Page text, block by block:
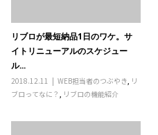
リブロが最短納品1日のワケ。サ
イトリニューアルのスケジュー
ル...
2018.12.11 WEB担当者のつぶやき リ
ブロってなに？
リブロの機能紹介